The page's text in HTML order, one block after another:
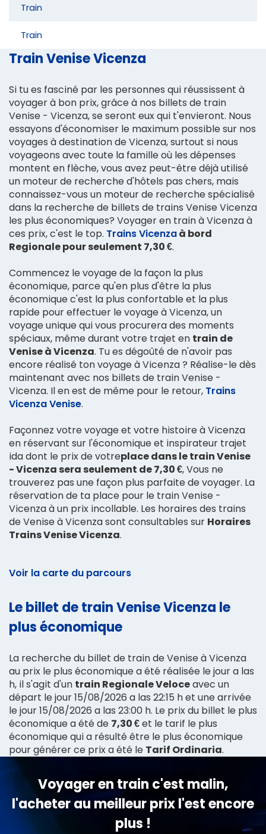
Train
Train
Train Venise Vicenza
Si tu es fasciné par les personnes qui réussissent à
voyager à bon prix, grâce à nos billets de train
Venise - Vicenza, se seront eux qui t'envieront. Nous
essayons d'économiser le maximum possible sur nos
voyages à destination de Vicenza, surtout si nous
voyageons avec toute la famille où les dépenses
montent en flèche, vous avez peut-être déjà utilisé
un moteur de recherche d'hôtels pas chers, mais
connaissez-vous un moteur de recherche spécialisé
dans la recherche de billets de trains Venise Vicenza
les plus économiques? Voyager en train à Vicenza à
ces prix, c'est le top. Trains Vicenzaà bord
Regionale pour seulement 7,30 €.
Commencez le voyage de la façon la plus
économique, parce qu'en plus d'être la plus
économique c'est la plus confortable et la plus
rapide pour effectuer le voyage à Vicenza, un
voyage unique qui vous procurera des moments
spéciaux, même durant votre trajet en train de
Venise à Vicenza. Tu es dégoûté de n'avoir pas
encore réalisé ton voyage à Vicenza ? Réalise-le dès
maintenant avec nos billets de train Venise -
Vicenza. Il en est de même pour le retour, Trains
Vicenza Venise.
Façonnez votre voyage et votre histoire à Vicenza
en réservant sur l'économique et inspirateur trajet
ida dont le prix de votreplace dans le train Venise
- Vicenza sera seulement de 7,30 €, Vous ne
trouverez pas une façon plus parfaite de voyager. La
réservation de ta place pour le train Venise -
Vicenza à un prix incollable. Les horaires des trains
de Venise à Vicenza sont consultables sur Horaires
Trains Venise Vicenza.
Voir la carte du parcours
Le billet de train Venise Vicenza le
plus économique
La recherche du billet de train de Venise à Vicenza
au prix le plus économique a été réalisée le jour a las
h, il s'agit d'un train Regionale Veloceavec un
départ le jour 15/08/2026 a las 22:15 h et une arrivée
le jour 15/08/2026 a las 23:00 h. Le prix du billet le plus
économique a été de 7,30 €et le tarif le plus
économique qui a résulté être le plus économique
pour générer ce prix a été le Tarif Ordinaria.
Voyager en train c'est malin,
l'acheter au meilleur prix l'est encore
plus !